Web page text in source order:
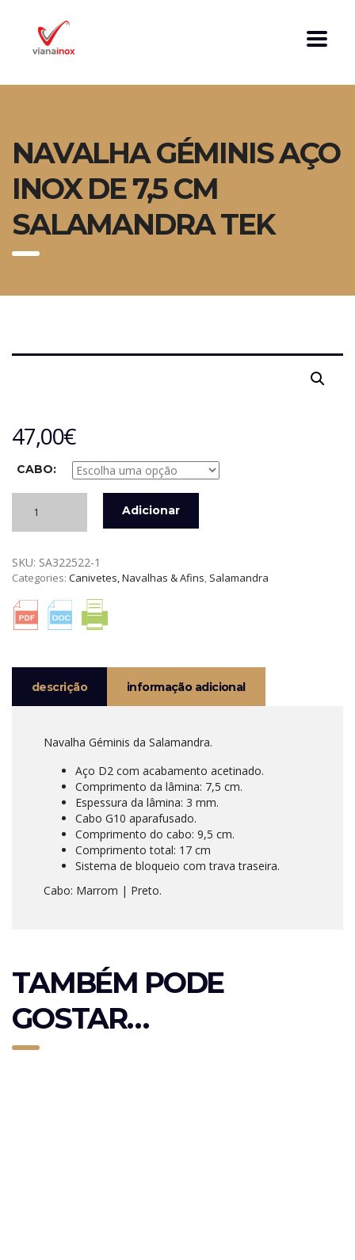
NAVALHA GÉMINIS AÇO
INOX DE 7,5 CM
SALAMANDRA TEK
47,00€
CABO:
NAVALHA
AÇO
INOX
7,5
CM
Adicionar
SKU: SA322522-1
Categories: Canivetes, Navalhas & Afins, Salamandra
descrição informação adicional
Navalha Géminis da Salamandra.
Aço D2 com acabamento acetinado.
Comprimento da lâmina: 7,5 cm.
Espessura da lâmina: 3 mm.
Cabo G10 aparafusado.
Comprimento do cabo: 9,5 cm.
Comprimento total: 17 cm
Sistema de bloqueio com trava traseira.
Cabo: Marrom | Preto.
TAMBÉM PODE
GOSTAR…